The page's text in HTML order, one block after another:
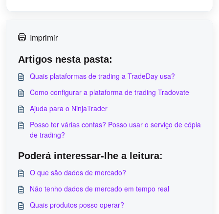
Imprimir
Artigos nesta pasta:
Quais plataformas de trading a TradeDay usa?
Como configurar a plataforma de trading Tradovate
Ajuda para o NinjaTrader
Posso ter várias contas? Posso usar o serviço de cópia
de trading?
Poderá interessar-lhe a leitura:
O que são dados de mercado?
Não tenho dados de mercado em tempo real
Quais produtos posso operar?